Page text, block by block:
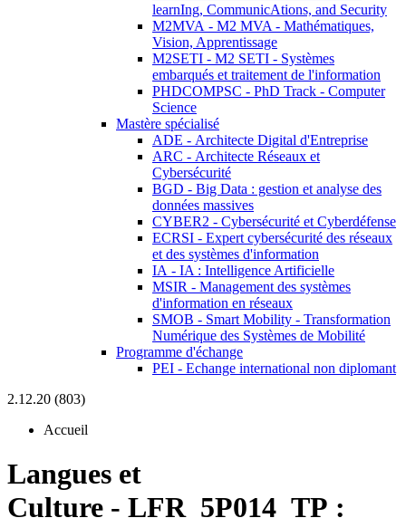
learnIng, CommunicAtions, and Security
M2MVA - M2 MVA - Mathématiques,
Vision, Apprentissage
M2SETI - M2 SETI - Systèmes
embarqués et traitement de l'information
PHDCOMPSC - PhD Track - Computer
Science
Mastère spécialisé
ADE - Architecte Digital d'Entreprise
ARC - Architecte Réseaux et
Cybersécurité
BGD - Big Data : gestion et analyse des
données massives
CYBER2 - Cybersécurité et Cyberdéfense
ECRSI - Expert cybersécurité des réseaux
et des systèmes d'information
IA - IA : Intelligence Artificielle
MSIR - Management des systèmes
d'information en réseaux
SMOB - Smart Mobility - Transformation
Numérique des Systèmes de Mobilité
Programme d'échange
PEI - Echange international non diplomant
2.12.20 (803)
Accueil
Langues et
Culture - LFR_5P014_TP :